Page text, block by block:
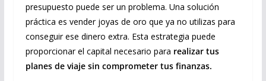
presupuesto puede ser un problema. Una solución
práctica es vender joyas de oro que ya no utilizas para
conseguir ese dinero extra. Esta estrategia puede
proporcionar el capital necesario para realizar tus
planes de viaje sin comprometer tus finanzas.